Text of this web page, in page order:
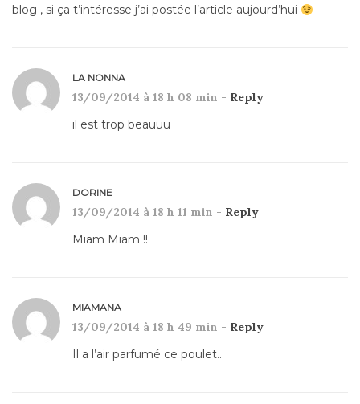
blog , si ça t’intéresse j’ai postée l’article aujourd’hui
LA NONNA
13/09/2014 à 18 h 08 min - Reply
il est trop beauuu
DORINE
13/09/2014 à 18 h 11 min - Reply
Miam Miam !!
MIAMANA
13/09/2014 à 18 h 49 min - Reply
Il a l’air parfumé ce poulet..